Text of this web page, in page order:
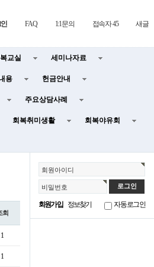
FAQ 1:1문의 접속자 45 새글
교실 세미나자료
용 헌금안내
주요상담사례
회복취미생활 회복야유회
회원아이디
비밀번호
회원가입 정보찾기 자동로그인
회
1
1